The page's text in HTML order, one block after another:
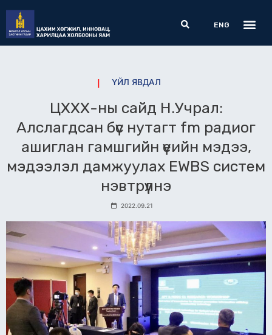
content
Search
ENG
ҮЙЛ ЯВДАЛ
ЦХХХ-ны сайд Н.Учрал:
Алслагдсан бүс нутагт fm радиог
ашиглан гамшгийн үеийн мэдээ,
мэдээлэл дамжуулах EWBS систем
нэвтрүүлнэ
2022.09.21